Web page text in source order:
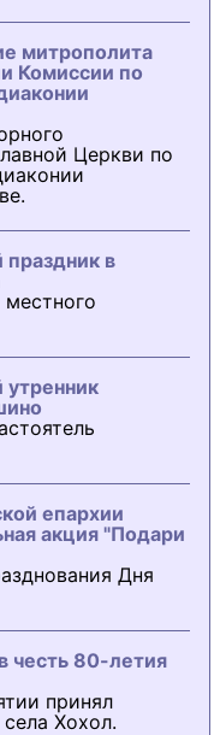
митрополита
Комиссии по
Церкви по
в
местного
утренник
епархии
акция "Подари
Дня
честь 80-летия
принял
Хохол.